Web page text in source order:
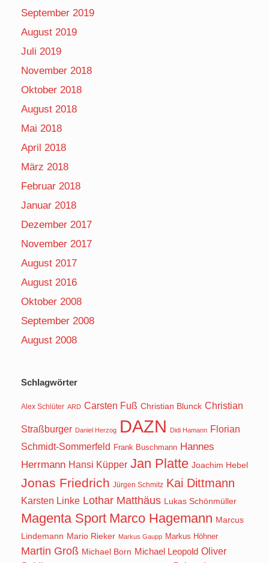
September 2019
August 2019
Juli 2019
November 2018
Oktober 2018
August 2018
Mai 2018
April 2018
März 2018
Februar 2018
Januar 2018
Dezember 2017
November 2017
August 2017
August 2016
Oktober 2008
September 2008
August 2008
Schlagwörter
Alex Schlüter ARD Carsten Fuß Christian Blunck Christian
Straßburger Daniel Herzog DAZN Didi Hamann Florian
Schmidt-Sommerfeld Frank Buschmann Hannes
Herrmann Hansi Küpper Jan Platte Joachim Hebel
Jonas Friedrich Jürgen Schmitz Kai Dittmann
Karsten Linke Lothar Matthäus Lukas Schönmüller
Magenta Sport Marco Hagemann Marcus
Lindemann Mario Rieker Markus Gaupp Markus Höhner
Martin Groß Michael Born Michael Leopold Oliver